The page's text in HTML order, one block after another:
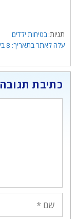
תגיות
בטיחות ילדים
8 ביולי 2012
כתיבת תגובה